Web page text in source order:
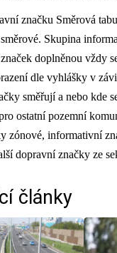
značku Směrová
Skupina
doplněnou vždy
dle vyhlášky v
směřují a nebo kde
ostatní pozemní
zónové, informativní
dopravní značky ze
články